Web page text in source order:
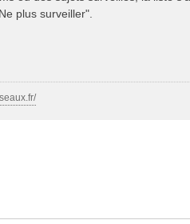
plus surveiller".